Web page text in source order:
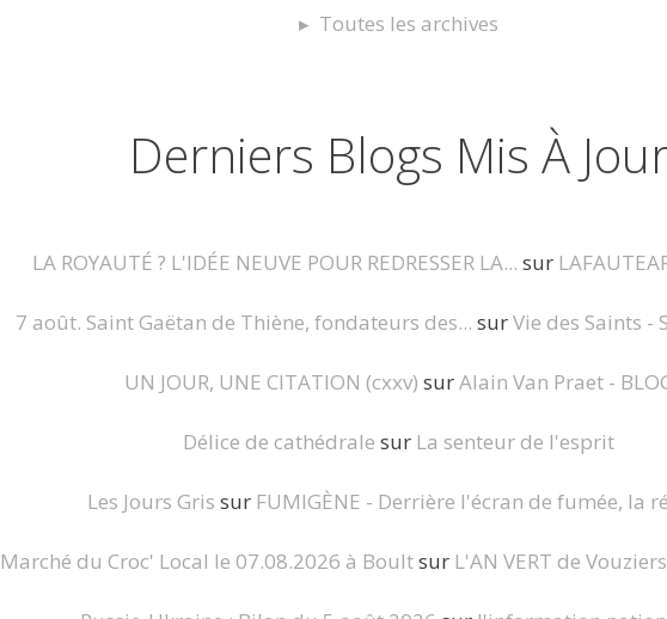
Toutes les archives
Derniers Blogs Mis À
LA ROYAUTÉ ? L'IDÉE NEUVE POUR REDRESSER LA... sur
7 août. Saint Gaëtan de Thiène, fondateurs des... surVie des Saints -
UN JOUR, UNE CITATION (cxxv) surAlain Van Praet -
Délice de cathédrale sur La senteur de l'esprit
Les Jours Gris sur FUMIGÈNE - Derrière l'écran de fumée, la
Marché du Croc' Local le 07.08.2026 à Boultsur L'AN VERT de